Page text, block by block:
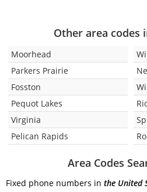
Other area codes
Moorhead
Parkers Prairie
Fosston
Pequot Lakes
Virginia
Pelican Rapids
Area Codes
Fixed phone numbers in the United